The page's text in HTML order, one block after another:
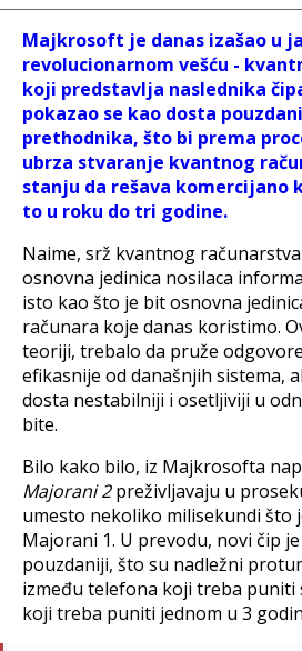
Majkrosoft je danas izašao u
revolucionarnom vešću -
koji predstavlja naslednika
pokazao se kao dosta
prethodnika, što bi prema
ubrza stvaranje kvantnog
stanju da rešava komercijano
to u roku do tri godine.
Naime, srž kvantnog
osnovna jedinica nosilaca
isto kao što je bit osnovna
računara koje danas koristimo.
teoriji, trebalo da pruže
efikasnije od današnjih sistema,
dosta nestabilniji i osetljiviji u
bite.
Bilo kako bilo, iz Majkrosofta
Majorani 2preživljavaju u
umesto nekoliko milisekundi što
Majorani 1. U prevodu, novi čip
pouzdaniji, što su nadležni
između telefona koji treba puniti
koji treba puniti jednom u 3